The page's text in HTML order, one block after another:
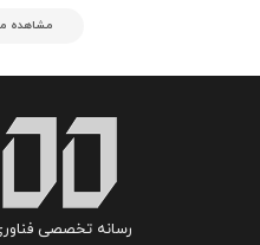
مشاهده
رسانه تخصصی